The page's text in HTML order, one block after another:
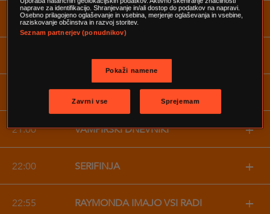
18:00 RAZOČARANE GOSPODINJE
ZDRAVNIKOVA VEST
ZDRAVNIKOVA VEST
21:00 VAMPIRSKI DNEVNIKI +
22:00 ŠERIFINJA +
22:55 RAYMONDA IMAJO VSI RADI +
naprave za identifikacijo. Shranjevanje in/ali dostop do podatkov na napravi.
Osebno prilagojeno oglaševanje in vsebina, merjenje oglaševanja in vsebine,
raziskovanje občinstva in razvoj storitev.
Seznam partnerjev (ponudnikov)
Pokaži namene
Zavrni vse Sprejemam